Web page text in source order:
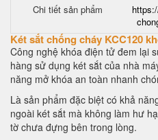
Chi tiết sản phẩm
Két sắt chống cháy KCC120
Công nghệ khóa điện tử đem lại
hàng sử dụng két sắt của nhà
năng mở khóa an toàn nhanh
Là sản phẩm đặc biệt có khả
ngoài két sắt mà không làm hư
tờ chưa đựng bên trong lòng.